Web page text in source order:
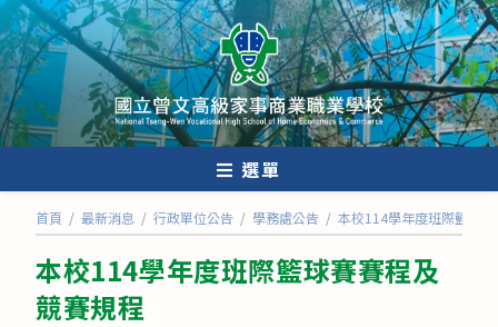
跳
轉
至
主
要
內
選單
首頁 / 最新消息 / 行政單位公告 / 學務處公告 / 本校114學年度班際籃球
本校114學年度班際籃球賽賽程及
競賽規程